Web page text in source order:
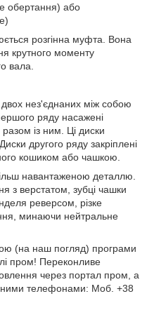
обертання) або
розгінна муфта. Вона
крутного моменту
вала.
нез'єднаних між собою
ряду насажені
із ним. Ці диски
другого ряду закріплені
кошиком або чашкою.
навантаженою деталлю.
з верстатом, зубці чашки
реверсом, різке
минаючи нейтральне
(на наш погляд) програми
пром! Переконливе
через портал пром, а
телефонами: Моб. +38